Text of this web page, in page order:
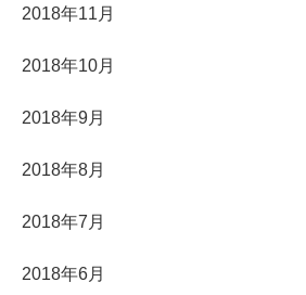
2018年11月
2018年10月
2018年9月
2018年8月
2018年7月
2018年6月